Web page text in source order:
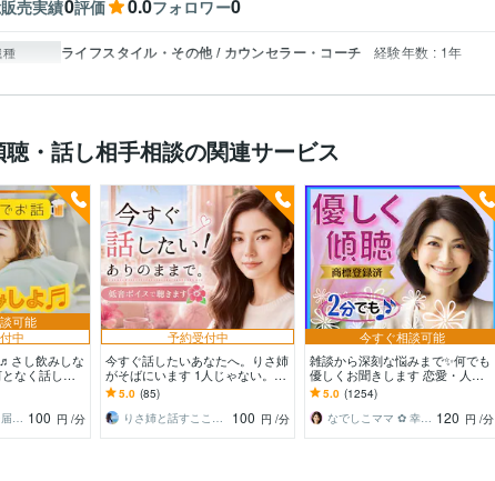
売実績0評価 0.0フォロワー0
種 ライフスタイル・その他 / カウンセラー・コーチ 経験年数 : 1年
聴・話し相手相談の関連サービス
可能
中
さし飲みしな
なく話した
分のまま⭐︎
あきほ ✿ 元気を届ける関西女子✨ 100 円 /分
予約受付中
今すぐ話したいあなたへ。りさ姉
がそばにいます 1人じゃない。ど
んな感情も否定しない✨低音ボイ
スでゆったり
5.0 (85)
りさ姉と話すこころ整え時間
100 円 /分
今すぐ相談可能
雑談から深刻な悩みまで✨何でも
優しくお聞きします 恋愛・人間
関係・仕事・職場・家族✅どんな
事でも受け止めます❗
5.0 (1254)
なでしこママ ✿ 幸せ案内人 120 円 /分